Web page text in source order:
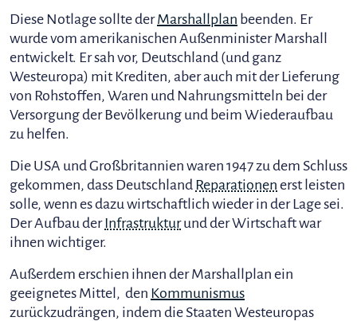
Diese Notlage sollte derMarshallplan beenden. Er
wurde vom amerikanischen Außenminister Marshall
entwickelt. Er sah vor, Deutschland (und ganz
Westeuropa) mit Krediten, aber auch mit der Lieferung
von Rohstoffen, Waren und Nahrungsmitteln bei der
Versorgung der Bevölkerung und beim Wiederaufbau
zu helfen.
Die USA und Großbritannien waren 1947 zu dem Schluss
gekommen, dass Deutschland Reparationen erst leisten
solle, wenn es dazu wirtschaftlich wieder in der Lage sei.
Der Aufbau derInfrastrukturund der Wirtschaft war
ihnen wichtiger.
Außerdem erschien ihnen der Marshallplan ein
geeignetes Mittel, den Kommunismus
zurückzudrängen, indem die Staaten Westeuropas